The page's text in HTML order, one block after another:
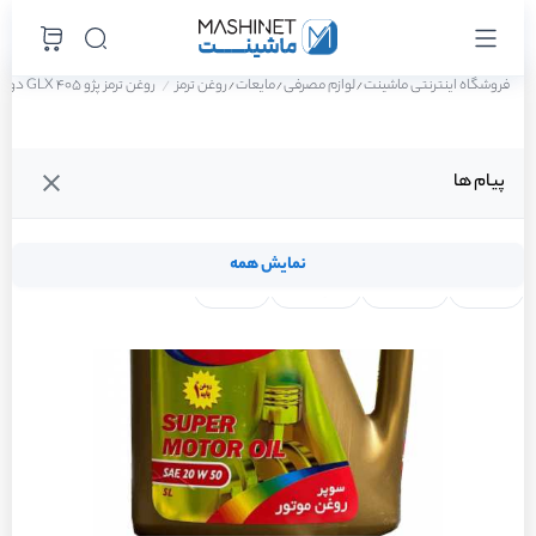
پیام ها
نمایش همه
فروشگاه اینترنتی ماشینت/لوازم مصرفی/مایعات/روغن ترمز روغن ترمز پژو 405 GLX دوگانه سوز سال 1388